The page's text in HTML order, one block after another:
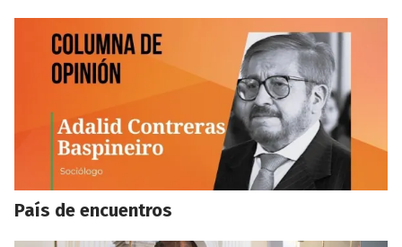
País de encuentros